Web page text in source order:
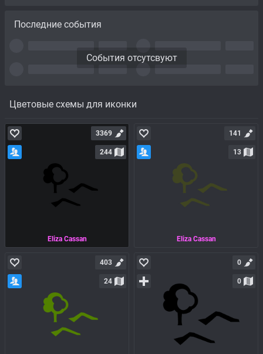
Цветовые схемы для иконки
Eliza Cassan
3369
244
Eliza Cassan
141
13
403
24
0
0
Последние события
События отсутсвуют